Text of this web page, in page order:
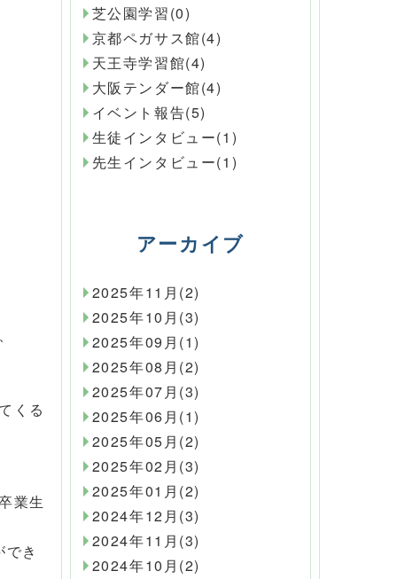
くる
業生
き
芝公園学習(0)
京都ペガサス館(4)
天王寺学習館(4)
大阪テンダー館(4)
イベント報告(5)
生徒インタビュー(1)
先生インタビュー(1)
アーカイブ
2025年11月(2)
2025年10月(3)
2025年09月(1)
2025年08月(2)
2025年07月(3)
2025年06月(1)
2025年05月(2)
2025年02月(3)
2025年01月(2)
2024年12月(3)
2024年11月(3)
2024年10月(2)